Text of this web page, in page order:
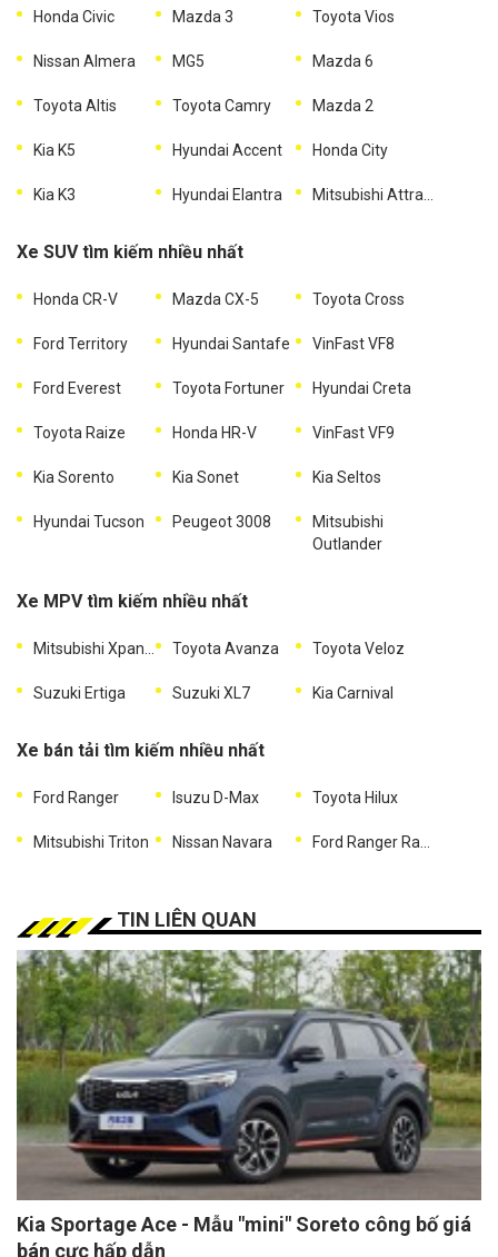
Honda Civic Mazda 3 Toyota Vios
Nissan Almera MG5 Mazda 6
Toyota Altis Toyota Camry Mazda 2
Kia K5 Hyundai Accent Honda City
Kia K3 Hyundai Elantra Mitsubishi Attrage
Xe SUV tìm kiếm nhiều nhất
Honda CR-V Mazda CX-5 Toyota Cross
Ford Territory Hyundai Santafe VinFast VF8
Ford Everest Toyota Fortuner Hyundai Creta
Toyota Raize Honda HR-V VinFast VF9
Kia Sorento Kia Sonet Kia Seltos
Hyundai Tucson Peugeot 3008
Mitsubishi
Outlander
Xe MPV tìm kiếm nhiều nhất
Mitsubishi Xpander Toyota Avanza Toyota Veloz
Suzuki Ertiga Suzuki XL7 Kia Carnival
Xe bán tải tìm kiếm nhiều nhất
Ford Ranger Isuzu D-Max Toyota Hilux
Mitsubishi Triton Nissan Navara Ford Ranger Raptor
TIN LIÊN QUAN
Kia Sportage Ace - Mẫu "mini" Soreto công bố giá
bán cực hấp dẫn